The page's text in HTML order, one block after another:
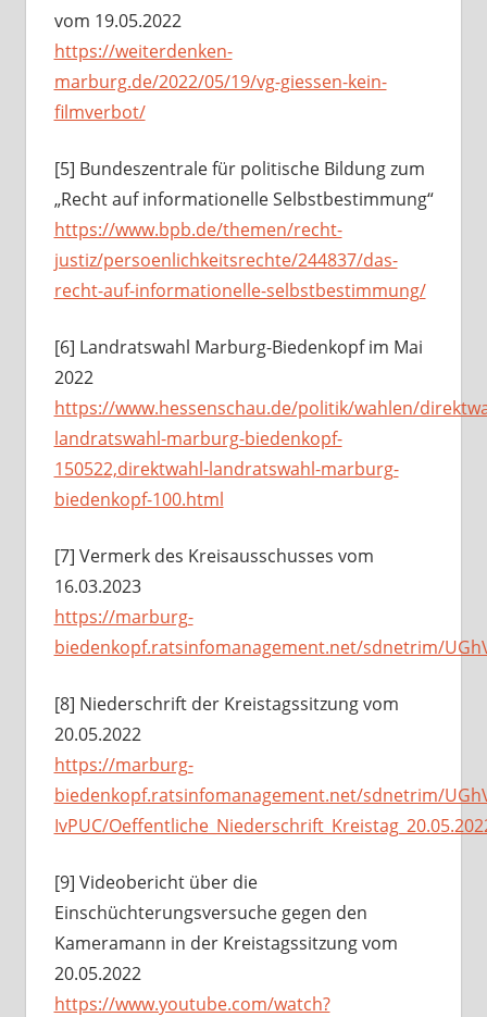
vom 19.05.2022
https://weiterdenken-
marburg.de/2022/05/19/vg-giessen-kein-
filmverbot/
[5] Bundeszentrale für politische Bildung zum
„Recht auf informationelle Selbstbestimmung“
https://www.bpb.de/themen/recht-
justiz/persoenlichkeitsrechte/244837/das-
recht-auf-informationelle-selbstbestimmung/
[6] Landratswahl Marburg-Biedenkopf im Mai
2022
https://www.hessenschau.de/politik/wahlen/
landratswahl-marburg-biedenkopf-
150522,direktwahl-landratswahl-marburg-
biedenkopf-100.html
[7] Vermerk des Kreisausschusses vom
16.03.2023
https://marburg-
biedenkopf.ratsinfomanagement.net/sdnetrim/
[8] Niederschrift der Kreistagssitzung vom
20.05.2022
https://marburg-
biedenkopf.ratsinfomanagement.net/sdnetrim/
IvPUC/
[9] Videobericht über die
Einschüchterungsversuche gegen den
Kameramann in der Kreistagssitzung vom
20.05.2022
https://www.youtube.com/watch?